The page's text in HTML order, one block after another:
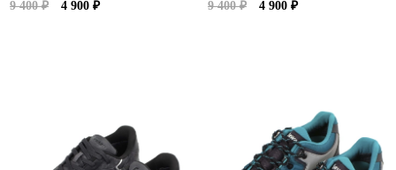
9 400 ₽
4 900 ₽
9 400 ₽
4 900 ₽